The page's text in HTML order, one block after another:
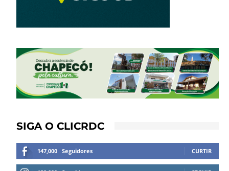
SIGA O CLICRDC
147,000 Seguidores CURTIR